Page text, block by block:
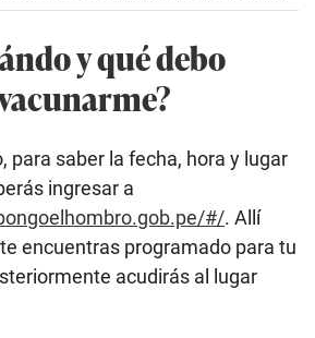
y qué debo
para saber la fecha, hora y lugar
ingresar a
#/. Allí
encuentras programado para tu
acudirás al lugar